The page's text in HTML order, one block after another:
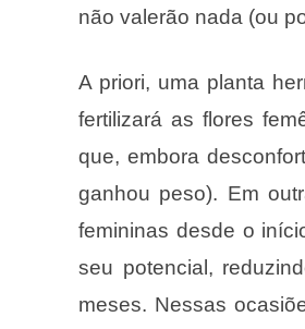
não valerão nada (ou
A priori, uma planta
fertilizará as flores
que, embora
ganhou peso). Em
femininas desde o
seu potencial,
meses. Nessas